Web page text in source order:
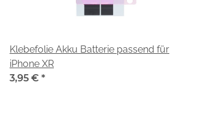
Klebefolie Akku Batterie passend für
iPhone XR
3,95 € *